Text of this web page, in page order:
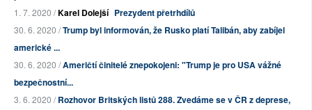
1. 7. 2020 /Karel Dolejší Prezydent přetrhdílů
30. 6. 2020 /Trump byl informován, že Rusko platí Talibán, aby zabíjel
americké ...
30. 6. 2020 /Američtí činitelé znepokojeni: "Trump je pro USA vážné
bezpečnostní...
3. 6. 2020 /Rozhovor Britských listů 288. Zvedáme se v ČR z deprese,